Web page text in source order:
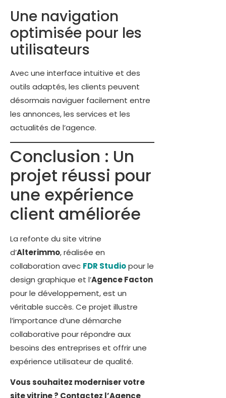
Une navigation
optimisée pour les
utilisateurs
Avec une interface intuitive et des
outils adaptés, les clients peuvent
désormais naviguer facilement entre
les annonces, les services et les
actualités de l’agence.
Conclusion : Un
projet réussi pour
une expérience
client améliorée
La refonte du site vitrine
d’Alterimmo, réalisée en
collaboration avec FDR Studiopour le
design graphique et l’Agence Facton
pour le développement, est un
véritable succès. Ce projet illustre
l’importance d’une démarche
collaborative pour répondre aux
besoins des entreprises et offrir une
expérience utilisateur de qualité.
Vous souhaitez moderniser votre
site vitrine ? Contactez l’Agence